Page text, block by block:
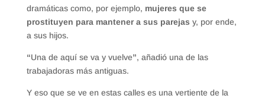
dramáticas como, por ejemplo, mujeres que se
prostituyen para mantener a sus parejas y, por ende,
a sus hijos.
“Una de aquí se va y vuelve”, añadió una de las
trabajadoras más antiguas.
Y eso que se ve en estas calles es una vertiente de la